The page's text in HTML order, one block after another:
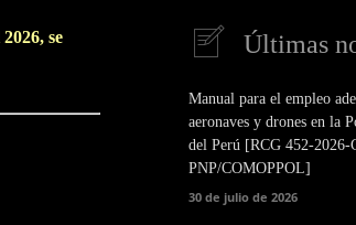
se
Últimas
Manual para el empleo
aeronaves y drones en la
del Perú [RCG 452-2026-
PNP/COMOPPOL]
30 de julio de 2026